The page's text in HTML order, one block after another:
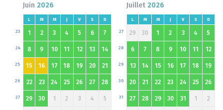
Juin 2026
L M M J V S D
1
23 2 3 4 5 6 7
8
24 9 10 11 12 13 14
15
25 16 17 18 19 20 21
22
26 23 24 25 26 27 28
29
27 30 1 2 3 4 5
Juillet 2026
L M M J V S D
29
27 30 1 2 3 4 5
6
28 7 8 9 10 11 12
13
29 14 15 16 17 18 19
20
30 21 22 23 24 25 26
27
31 28 29 30 31 1 2